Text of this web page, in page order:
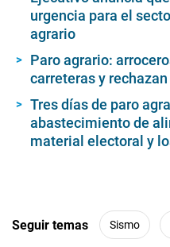
urgencia para el
agrario
Paro agrario:
carreteras y
Tres días de paro
abastecimiento de
material electoral y
Seguir temas Sismo